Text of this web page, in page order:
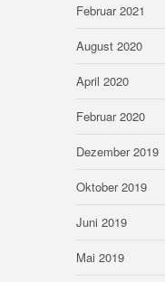
Februar 2021
August 2020
April 2020
Februar 2020
Dezember 2019
Oktober 2019
Juni 2019
Mai 2019